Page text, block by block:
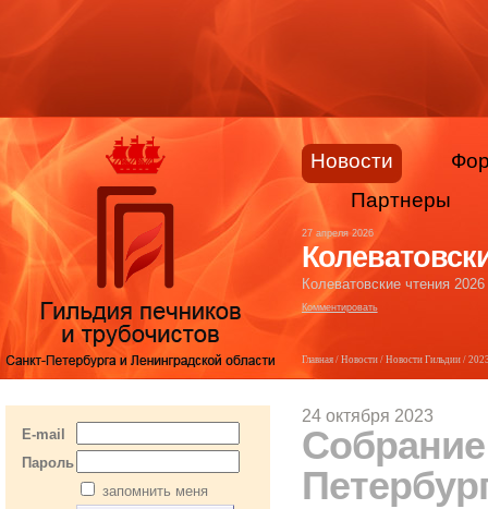
24 октября 2023
Главная/ Новости/ Новости Гильдии/
E-mail
Пароль
запомнить меня
Новости
Партнеры
27 апреля 2026
Колеватовские чтения
Комментировать